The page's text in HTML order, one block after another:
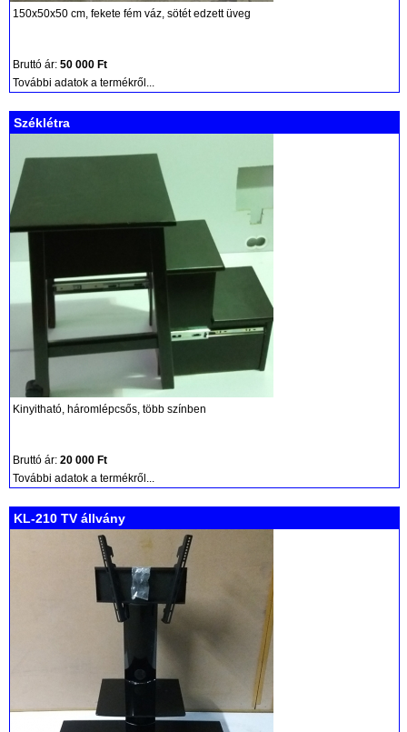
150x50x50 cm, fekete fém váz, sötét edzett üveg
Bruttó ár: 50 000 Ft
További adatok a termékről...
Széklétra
Kinyitható, háromlépcsős, több színben
Bruttó ár: 20 000 Ft
További adatok a termékről...
KL-210 TV állvány